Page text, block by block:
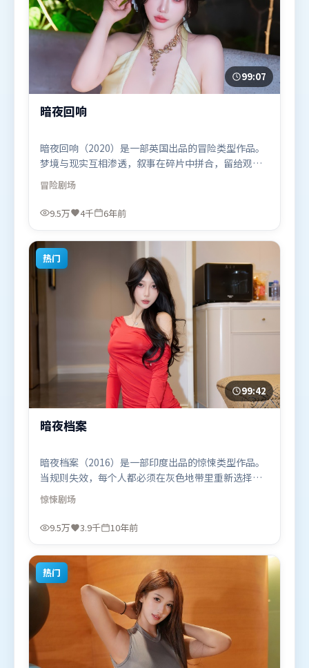
99:07
暗夜回响
暗夜回响（2020）是一部英国出品的冒险类型作品。
梦境与现实互相渗透，叙事在碎片中拼合，留给观众
回味空间。群像刻画各有弧光，配角亦承担叙事推进
功能。由奉俊昊执导，周冬雨、吴京、廖凡，白宇、
咏梅等联袂出演。影片于2020年5月4日（英国）在部
冒险剧场
9.5万 4千 6年前
热门
99:42
暗夜档案
暗夜档案（2016）是一部印度出品的惊悚类型作品。
当规则失效，每个人都必须在灰色地带里重新选择立
场与底线。摄影与美术共同营造出强烈地域气质，增
强沉浸感。由管虎执导，朱一龙、王景春、宋康昊，
谭卓等联袂出演。影片于2016年1月26日（印度）在
惊悚剧场
9.5万 3.9千 10年前
热门